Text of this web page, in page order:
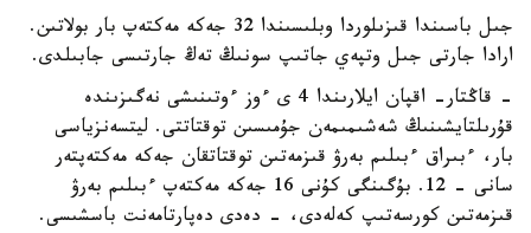
جىل باسىندا قىزىلوردا وبلىسىندا 32 جەكە مەكتەپ بار بولاتىن.
ارادا جارتى جىل وتپەي جاتىپ سونىڭ تەڭ جارتىسى جابىلدى.
- قاڭتار- اقپان ايلارىندا 4 ى ءوز ءوتىنىشى نەگىزىندە
قۇرىلتايشىنىڭ شەشىمىمەن جۇمىسىن توقتاتتى. ليتسەنزياسى
بار، ءبىراق ءبىلىم بەرۋ قىزمەتىن توقتاتقان جەكە مەكتەپتەر
سانى - 12. بۇگىنگى كۇنى 16 جەكە مەكتەپ ءبىلىم بەرۋ
قىزمەتىن كورسەتىپ كەلەدى، - دەدى دەپارتامەنت باسشىسى.